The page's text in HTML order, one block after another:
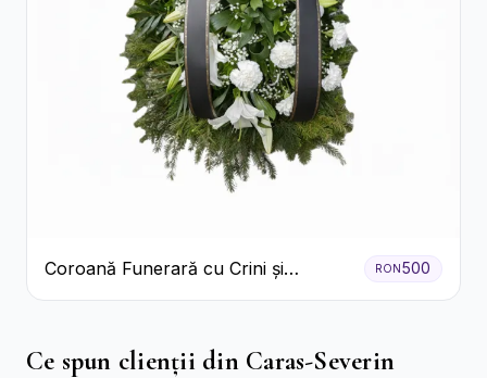
Coroană Funerară cu Crini și
Garoafe Albe
RON500
Ce spun clienții din Caras-Severin